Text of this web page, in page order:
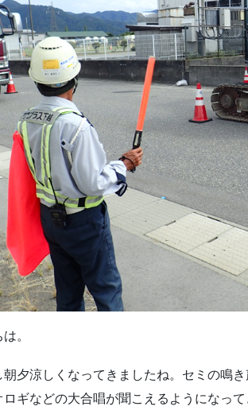
。
朝夕涼しくなってきましたね。セミの鳴
ギなどの大合唱が聞こえるようになって